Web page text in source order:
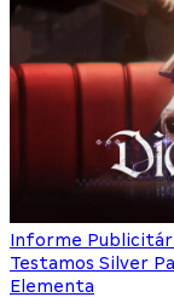
Informe
Testamos Silver
Elementa